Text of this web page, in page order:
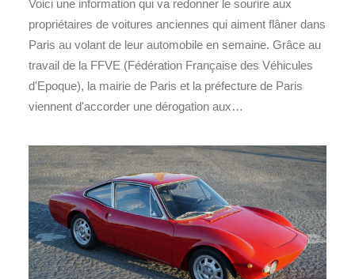
Voici une information qui va redonner le sourire aux
propriétaires de voitures anciennes qui aiment flâner dans
Paris au volant de leur automobile en semaine. Grâce au
travail de la FFVE (Fédération Française des Véhicules
d'Epoque), la mairie de Paris et la préfecture de Paris
viennent d'accorder une dérogation aux…